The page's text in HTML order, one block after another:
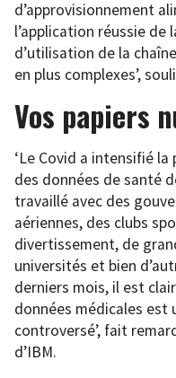
d’approvisionnement
l’application réussie de
d’utilisation de la
en plus complexes’,
Vos papiers
‘Le Covid a intensifié
des données de santé
travaillé avec des
aériennes, des clubs
divertissement, de
universités et bien
derniers mois, il est
données médicales est
controversé’, fait
d’IBM.